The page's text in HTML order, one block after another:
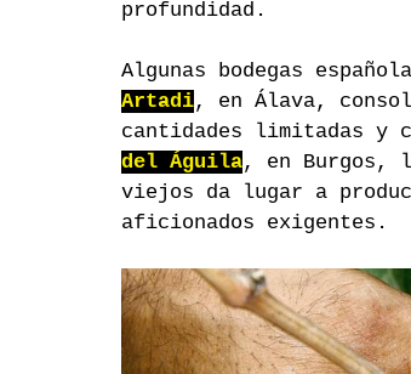
profundidad.
Algunas bodegas
Artadi, en Álava,
cantidades limitadas y
del Águila, en Burgos,
viejos da lugar a
aficionados exigentes.